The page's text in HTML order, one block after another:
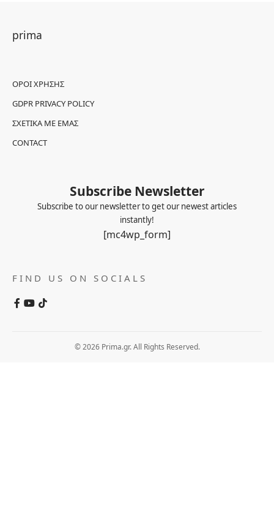
prima
ΌΡΟΙ ΧΡΉΣΗΣ
GDPR PRIVACY POLICY
ΣΧΕΤΙΚΆ ΜΕ ΕΜΆΣ
CONTACT
Subscribe Newsletter
Subscribe to our newsletter to get our newest articles
instantly!
[mc4wp_form]
FIND US ON SOCIALS
© 2026 Prima.gr. All Rights Reserved.